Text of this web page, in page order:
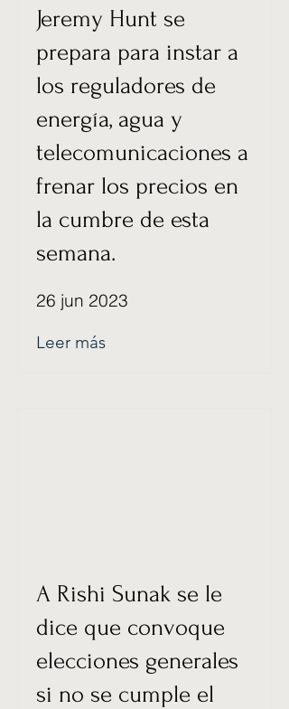
Jeremy Hunt se
prepara para instar a
los reguladores de
energía, agua y
telecomunicaciones a
frenar los precios en
la cumbre de esta
semana.
26 jun 2023
Leer más
A Rishi Sunak se le
dice que convoque
elecciones generales
si no se cumple el